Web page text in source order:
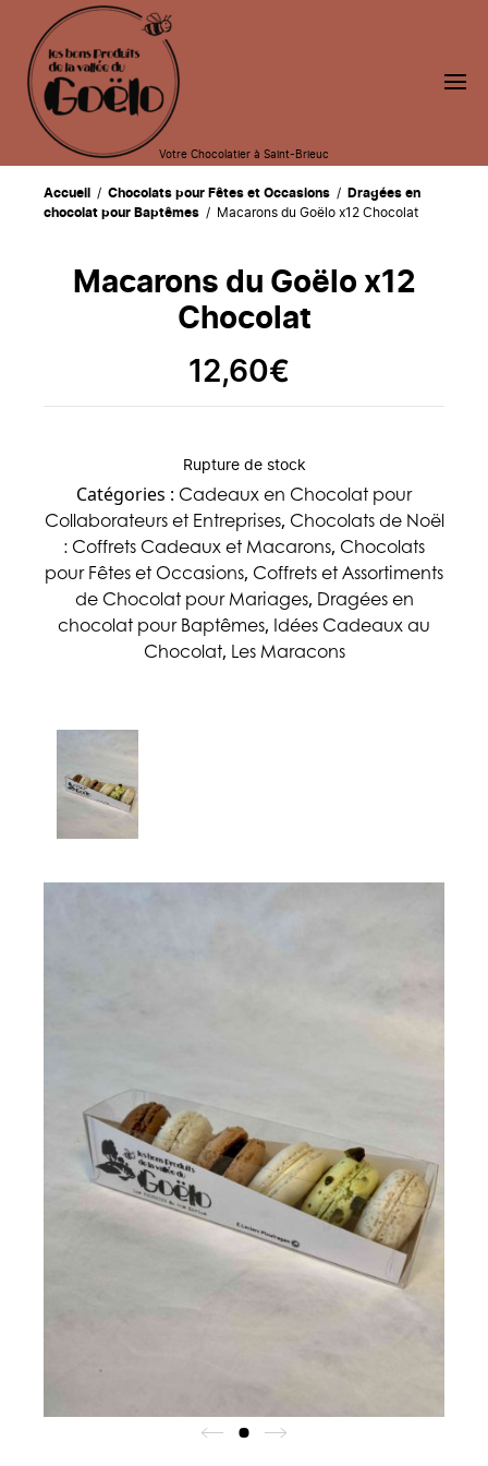
Votre Chocolatier à Saint-Brieuc
Accueil / Chocolats pour Fêtes et Occasions /
Dragées en
chocolat pour Baptêmes / Macarons du Goëlo x12 Chocolat
Macarons du Goëlo x12
Chocolat
12,60€
Rupture de stock
Catégories : Cadeaux en Chocolat pour
Collaborateurs et Entreprises, Chocolats de Noël
: Coffrets Cadeaux et Macarons, Chocolats
pour Fêtes et Occasions, Coffrets et Assortiments
de Chocolat pour Mariages, Dragées en
chocolat pour Baptêmes, Idées Cadeaux au
Chocolat, Les Maracons